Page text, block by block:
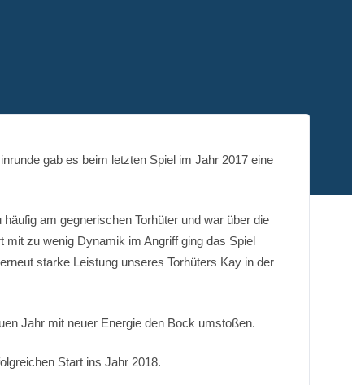
gab es beim letzten Spiel im Jahr 2017 eine
am gegnerischen Torhüter und war über die
zu wenig Dynamik im Angriff ging das Spiel
starke Leistung unseres Torhüters Kay in der
Jahr mit neuer Energie den Bock umstoßen.
Start ins Jahr 2018.